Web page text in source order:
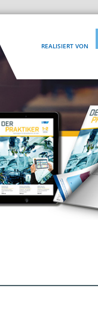
REALISIERT VON